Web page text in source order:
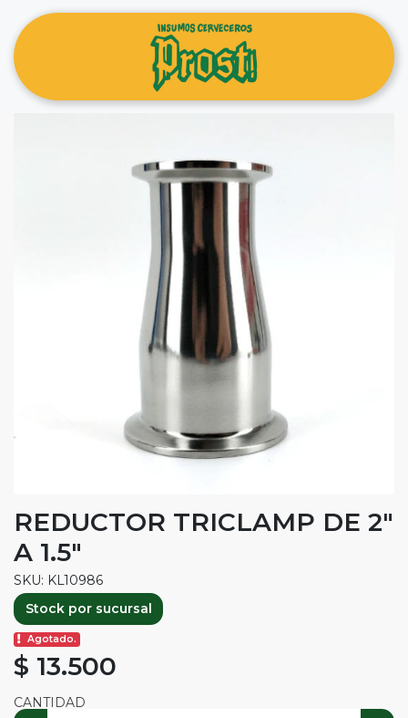
REDUCTOR TRICLAMP DE 2"
A 1.5"
SKU: KL10986
Stock por sucursal
Agotado.
$ 13.500
CANTIDAD